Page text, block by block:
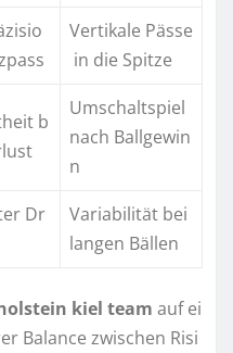
Vertikale Pässe
in die Spitze
b
Umschaltspiel
nach Ballgewin
n
Dr
Variabilität bei
langen Bällen
kiel team auf ei
Balance zwischen Risi